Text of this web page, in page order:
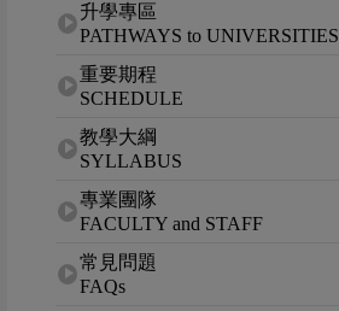
升學專區
PATHWAYS to UNIVERSITIES
重要期程
SCHEDULE
教學大綱
SYLLABUS
專業團隊
FACULTY and STAFF
常見問題
FAQs